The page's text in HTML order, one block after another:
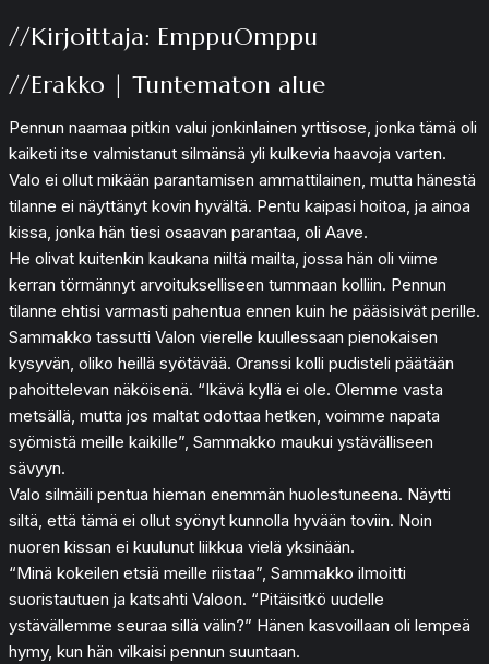
//Kirjoittaja: EmppuOmppu
//Erakko | Tuntematon alue
Pennun naamaa pitkin valui jonkinlainen yrttisose, jonka tämä oli
kaiketi itse valmistanut silmänsä yli kulkevia haavoja varten.
Valo ei ollut mikään parantamisen ammattilainen, mutta hänestä
tilanne ei näyttänyt kovin hyvältä. Pentu kaipasi hoitoa, ja ainoa
kissa, jonka hän tiesi osaavan parantaa, oli Aave.
He olivat kuitenkin kaukana niiltä mailta, jossa hän oli viime
kerran törmännyt arvoitukselliseen tummaan kolliin. Pennun
tilanne ehtisi varmasti pahentua ennen kuin he pääsisivät perille.
Sammakko tassutti Valon vierelle kuullessaan pienokaisen
kysyvän, oliko heillä syötävää. Oranssi kolli pudisteli päätään
pahoittelevan näköisenä. “Ikävä kyllä ei ole. Olemme vasta
metsällä, mutta jos maltat odottaa hetken, voimme napata
syömistä meille kaikille”, Sammakko maukui ystävälliseen
sävyyn.
Valo silmäili pentua hieman enemmän huolestuneena. Näytti
siltä, että tämä ei ollut syönyt kunnolla hyvään toviin. Noin
nuoren kissan ei kuulunut liikkua vielä yksinään.
“Minä kokeilen etsiä meille riistaa”, Sammakko ilmoitti
suoristautuen ja katsahti Valoon. “Pitäisitkö uudelle
ystävällemme seuraa sillä välin?” Hänen kasvoillaan oli lempeä
hymy, kun hän vilkaisi pennun suuntaan.